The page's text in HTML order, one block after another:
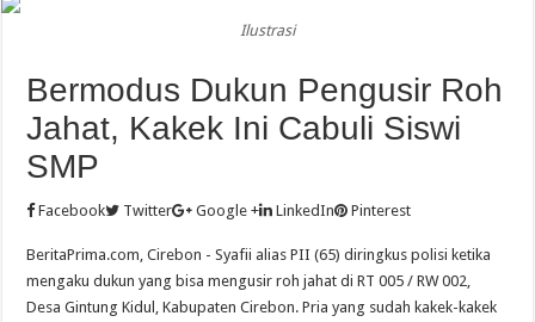
Ilustrasi
Bermodus Dukun Pengusir Roh
Jahat, Kakek Ini Cabuli Siswi
SMP
Facebook Twitter Google + LinkedIn Pinterest
BeritaPrima.com, Cirebon - Syafii alias PII (65) diringkus polisi ketika
mengaku dukun yang bisa mengusir roh jahat di RT 005 / RW 002,
Desa Gintung Kidul, Kabupaten Cirebon. Pria yang sudah kakek-kakek